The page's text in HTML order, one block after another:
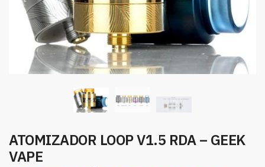
ATOMIZADOR LOOP V1.5 RDA – GEEK
VAPE